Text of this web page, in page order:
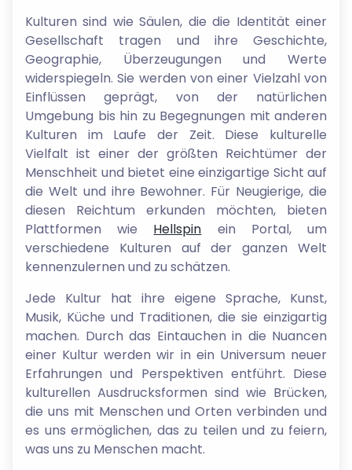
Kulturen sind wie Säulen, die die Identität einer
Gesellschaft tragen und ihre Geschichte,
Geographie, Überzeugungen und Werte
widerspiegeln. Sie werden von einer Vielzahl von
Einflüssen geprägt, von der natürlichen
Umgebung bis hin zu Begegnungen mit anderen
Kulturen im Laufe der Zeit. Diese kulturelle
Vielfalt ist einer der größten Reichtümer der
Menschheit und bietet eine einzigartige Sicht auf
die Welt und ihre Bewohner. Für Neugierige, die
diesen Reichtum erkunden möchten, bieten
Plattformen wie Hellspin ein Portal, um
verschiedene Kulturen auf der ganzen Welt
kennenzulernen und zu schätzen.
Jede Kultur hat ihre eigene Sprache, Kunst,
Musik, Küche und Traditionen, die sie einzigartig
machen. Durch das Eintauchen in die Nuancen
einer Kultur werden wir in ein Universum neuer
Erfahrungen und Perspektiven entführt. Diese
kulturellen Ausdrucksformen sind wie Brücken,
die uns mit Menschen und Orten verbinden und
es uns ermöglichen, das zu teilen und zu feiern,
was uns zu Menschen macht.